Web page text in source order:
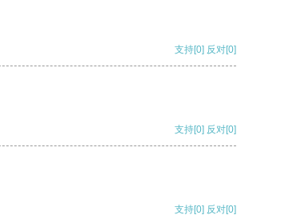
支持[0] 反对[0]
支持[0] 反对[0]
支持[0] 反对[0]